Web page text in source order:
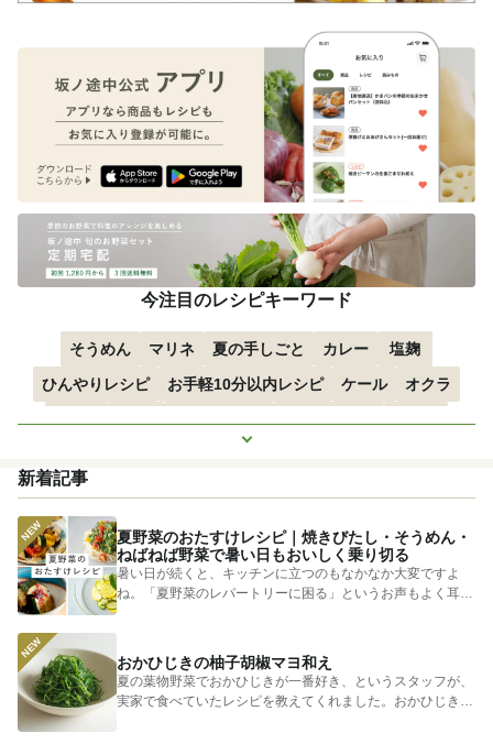
今注目のレシピキーワード
そうめん マリネ 夏の手しごと カレー
塩麹
ひんやりレシピ
お手軽10分以内レシピ ケール
オクラ
もっと見る
新着記事
夏野菜のおたすけレシピ｜焼きびたし・そうめん・
ねばねば野菜で暑い日もおいしく乗り切る
暑い日が続くと、キッチンに立つのもなかなか大変ですよ
ね。「夏野菜のレパートリーに困る」というお声もよく耳に
します。 そ...
おかひじきの柚子胡椒マヨ和え
夏の葉物野菜でおかひじきが一番好き、というスタッフが、
実家で食べていたレシピを教えてくれました。おかひじきの